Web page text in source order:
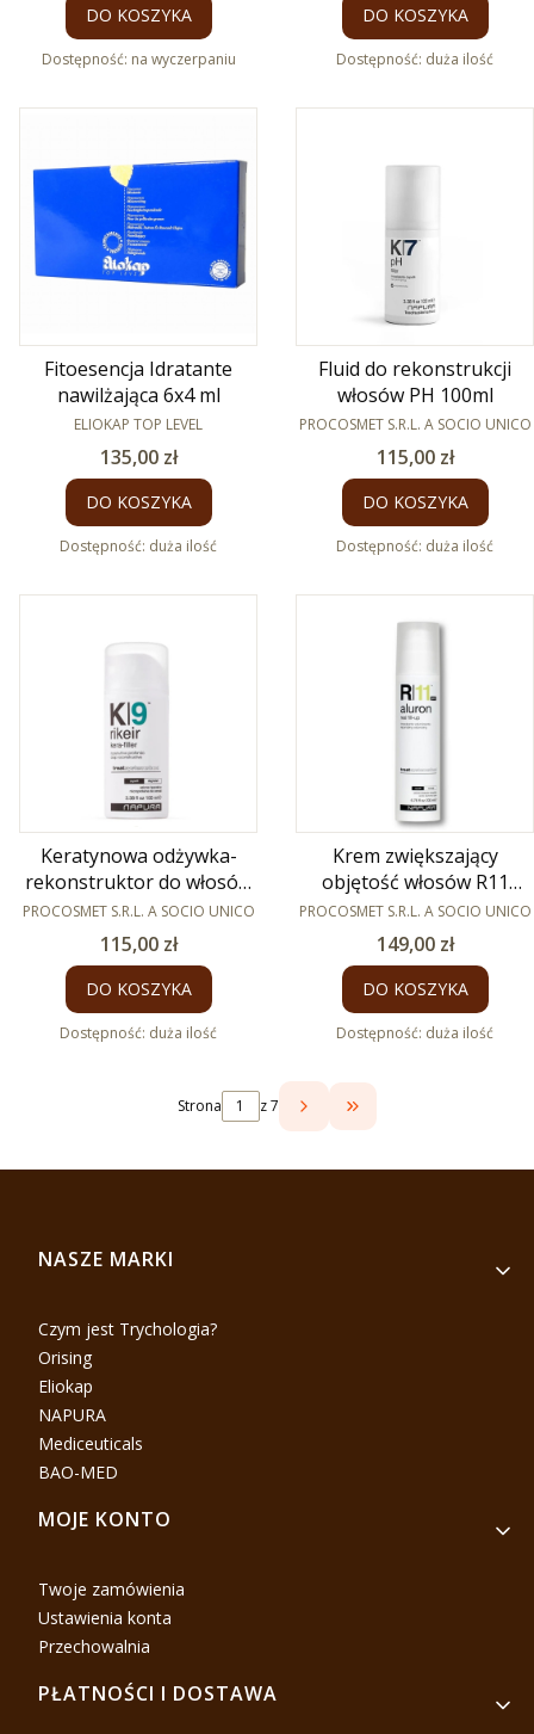
DO KOSZYKA
Dostępność: na wyczerpaniu
DO KOSZYKA
Dostępność: duża ilość
Fitoesencja Idratante
nawilżająca 6x4 ml
PRODUCENT
ELIOKAP TOP LEVEL
Cena
135,00 zł
DO KOSZYKA
Dostępność: duża ilość
Fluid do rekonstrukcji
włosów PH 100ml
PRODUCENT
PROCOSMET S.R.L. A SOCIO UNICO
Cena
115,00 zł
DO KOSZYKA
Dostępność: duża ilość
Keratynowa odżywka-
rekonstruktor do włosów
K9 Rikeir 100ml
PRODUCENT
PROCOSMET S.R.L. A SOCIO UNICO
Cena
115,00 zł
DO KOSZYKA
Dostępność: duża ilość
Krem zwiększający
objętość włosów R11
Aluron 200ml
PRODUCENT
PROCOSMET S.R.L. A SOCIO UNICO
Cena
149,00 zł
DO KOSZYKA
Dostępność: duża ilość
Strona z 7
PRZEJDŹ DO
Linki w stopce
NASZE MARKI
Czym jest Trychologia?
Orising
Eliokap
NAPURA
Mediceuticals
BAO-MED
MOJE KONTO
Twoje zamówienia
Ustawienia konta
Przechowalnia
PŁATNOŚCI I DOSTAWA